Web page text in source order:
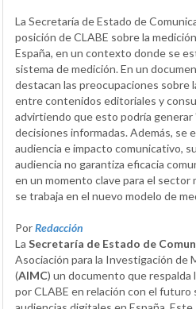
La Secretaría de Estado de
posición de CLABE sobre la
España, en un contexto donde se
sistema de medición. En un
destacan las preocupaciones sobre
entre contenidos editoriales y
advirtiendo que esto podría
decisiones informadas. Además, se
audiencia e impacto comunicativo,
audiencia no garantiza eficacia
en un momento clave para el sector
se trabaja en el nuevo modelo de
PorRedacción
La Secretaría de Estado de
Asociación para la Investigación de
(AIMC) un documento que
por CLABE en relación con el futuro